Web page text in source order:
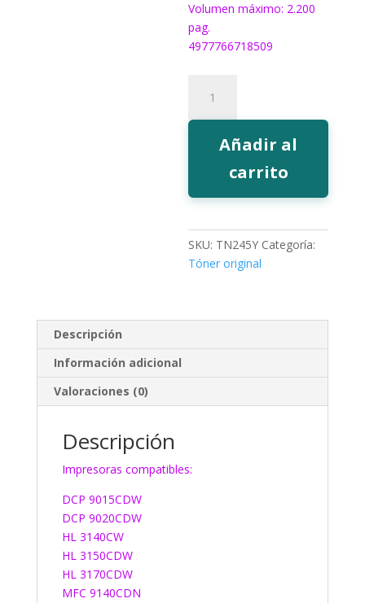
Volumen máximo: 2.200
pag.
4977766718509
Brother
TN245
amarilloAñadir al
carrito
SKU: TN245Y Categoría:
Tóner original
Descripción
Información adicional
Valoraciones (0)
Descripción
Impresoras compatibles:
DCP 9015CDW
DCP 9020CDW
HL 3140CW
HL 3150CDW
HL 3170CDW
MFC 9140CDN